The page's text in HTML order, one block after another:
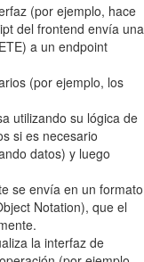
(por ejemplo, hace
del frontend envía una
a un endpoint
(por ejemplo, los
utilizando su lógica de
si es necesario
datos) y luego
se envía en un formato
Notation), que el
la interfaz de